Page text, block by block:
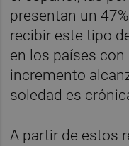
presentan un
recibir este tipo
en los países con
incremento
soledad es
A partir de estos